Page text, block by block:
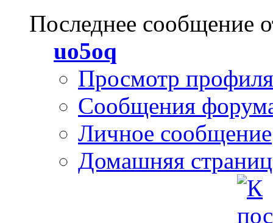
Последнее сообщение
uo5oq
Просмотр профиля
Сообщения
Личное сообщение
Домашняя